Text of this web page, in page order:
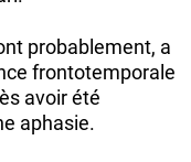
probablement, a
frontotemporale
avoir été
aphasie.